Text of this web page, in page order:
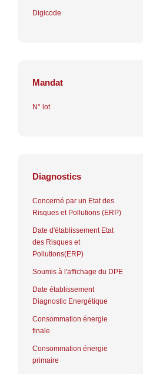
Digicode
Mandat
N° lot
Diagnostics
Concerné par un Etat des
Risques et Pollutions (ERP)
Date d'établissement Etat
des Risques et
Pollutions(ERP)
Soumis à l'affichage du DPE
Date établissement
Diagnostic Energétique
Consommation énergie
finale
Consommation énergie
primaire